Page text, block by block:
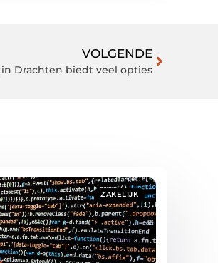
VOLGENDE
Drachten biedt veel opties
ZAKELIJK